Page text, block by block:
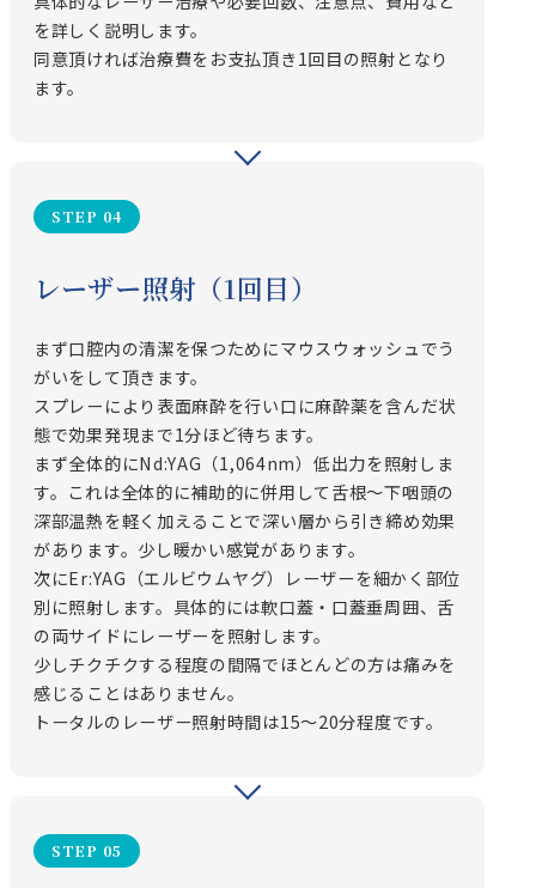
を詳しく説明します。
同意頂ければ治療費をお支払頂き1回目の照射となり
ます。
STEP 04
レーザー照射（1回目）
まず口腔内の清潔を保つためにマウスウォッシュでう
がいをして頂きます。
スプレーにより表面麻酔を行い口に麻酔薬を含んだ状
態で効果発現まで1分ほど待ちます。
まず全体的にNd:YAG（1,064nm）低出力を照射しま
す。これは全体的に補助的に併用して舌根〜下咽頭の
深部温熱を軽く加えることで深い層から引き締め効果
があります。少し暖かい感覚があります。
次にEr:YAG（エルビウムヤグ）レーザーを細かく部位
別に照射します。具体的には軟口蓋・口蓋垂周囲、舌
の両サイドにレーザーを照射します。
少しチクチクする程度の間隔でほとんどの方は痛みを
感じることはありません。
トータルのレーザー照射時間は15〜20分程度です。
STEP 05